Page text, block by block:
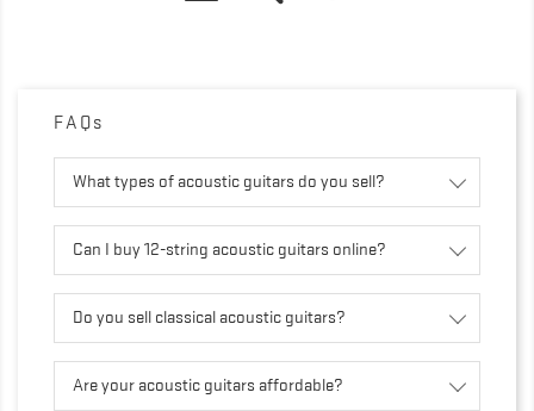
FAQs
What types of acoustic guitars do you sell?
Can I buy 12-string acoustic guitars online?
Do you sell classical acoustic guitars?
Are your acoustic guitars affordable?